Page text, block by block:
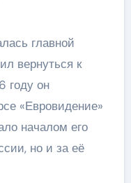
главной
вернуться к
году он
«Евровидение»
началом его
но и за её